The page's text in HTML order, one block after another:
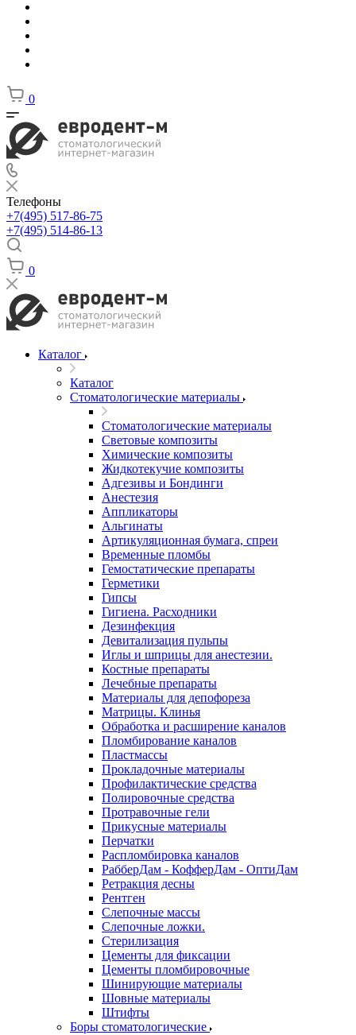
0
Телефоны
+7(495) 517-86-75
+7(495) 514-86-13
0
Каталог
Каталог
Стоматологические материалы
Стоматологические материалы
Световые композиты
Химические композиты
Жидкотекучие композиты
Адгезивы и Бондинги
Анестезия
Аппликаторы
Альгинаты
Артикуляционная бумага, спреи
Временные пломбы
Гемостатические препараты
Герметики
Гипсы
Гигиена. Расходники
Дезинфекция
Девитализация пульпы
Иглы и шприцы для анестезии.
Костные препараты
Лечебные препараты
Материалы для депофореза
Матрицы. Клинья
Обработка и расширение каналов
Пломбирование каналов
Пластмассы
Прокладочные материалы
Профилактические средства
Полировочные средства
Протравочные гели
Прикусные материалы
Перчатки
Распломбировка каналов
РабберДам - КофферДам - ОптиДам
Ретракция десны
Рентген
Слепочные массы
Слепочные ложки.
Стерилизация
Цементы для фиксации
Цементы пломбировочные
Шинирующие материалы
Шовные материалы
Штифты
Боры стоматологические